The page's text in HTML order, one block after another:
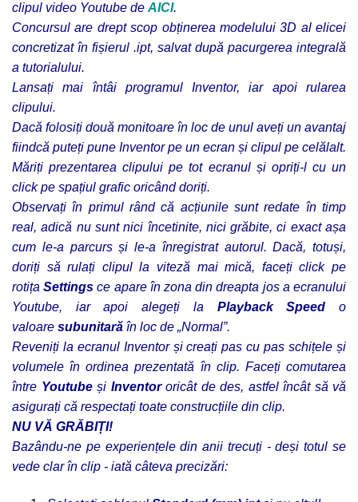
clipul video Youtube de AICI.
Concursul are drept scop obținerea modelului 3D al elicei
concretizat în fișierul .ipt, salvat după pacurgerea integrală
a tutorialului.
Lansați mai întâi programul Inventor, iar apoi rularea
clipului.
Dacă folosiți două monitoare în loc de unul aveți un avantaj
fiindcă puteți pune Inventor pe un ecran și clipul pe celălalt.
Măriți prezentarea clipului pe tot ecranul și opriți-l cu un
click pe spațiul grafic oricând doriți.
Observați în primul rând că acțiunile sunt redate în timp
real, adică nu sunt nici încetinite, nici grăbite, ci exact așa
cum le-a parcurs și le-a înregistrat autorul. Dacă, totuși,
doriți să rulați clipul la viteză mai mică, faceți click pe
rotița Settings ce apare în zona din dreapta jos a ecranului
Youtube, iar apoi alegeți la
Playback Speed
o
valoare subunitară în loc de „Normal”.
Reveniți la ecranul Inventor și creați pas cu pas schițele și
volumele în ordinea prezentată în clip. Faceți comutarea
între Youtube și Inventor oricât de des, astfel încât să vă
asigurați că respectați toate construcțiile din clip.
NU VĂ GRĂBIȚI!
Bazându-ne pe experiențele din anii trecuți - deși totul se
vede clar în clip - iată câteva precizări: